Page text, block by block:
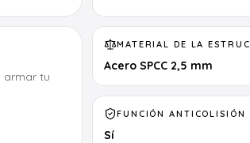
MATERIAL DE LA
Acero SPCC 2,5 mm
FUNCIÓN ANTICOLISIÓN
Sí
armar tu